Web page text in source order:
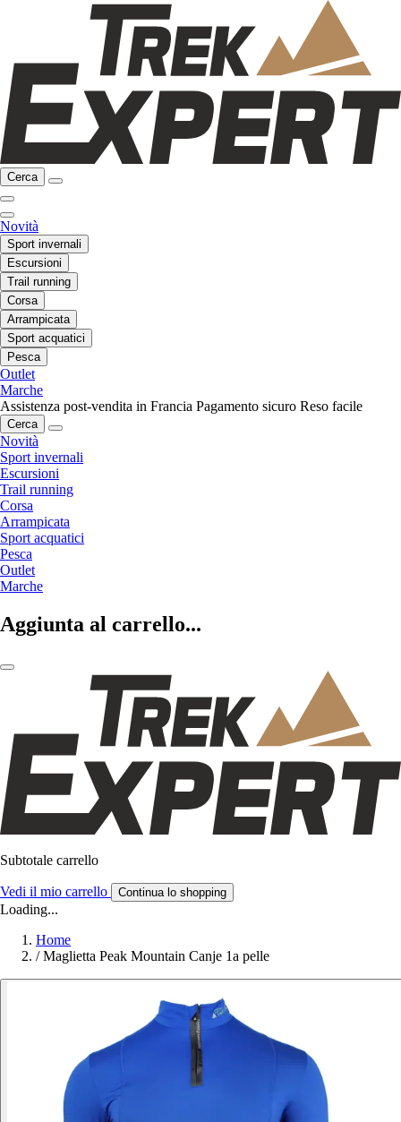
Cerca
Novità
Sport invernali
Escursioni
Trail running
Corsa
Arrampicata
Sport acquatici
Pesca
Outlet
Marche
Assistenza post-vendita in Francia Pagamento sicuro Reso facile
Cerca
Novità
Sport invernali
Escursioni
Trail running
Corsa
Arrampicata
Sport acquatici
Pesca
Outlet
Marche
Aggiunta al carrello...
Subtotale carrello
Vedi il mio carrello Continua lo shopping
Loading...
Home
/ Maglietta Peak Mountain Canje 1a pelle